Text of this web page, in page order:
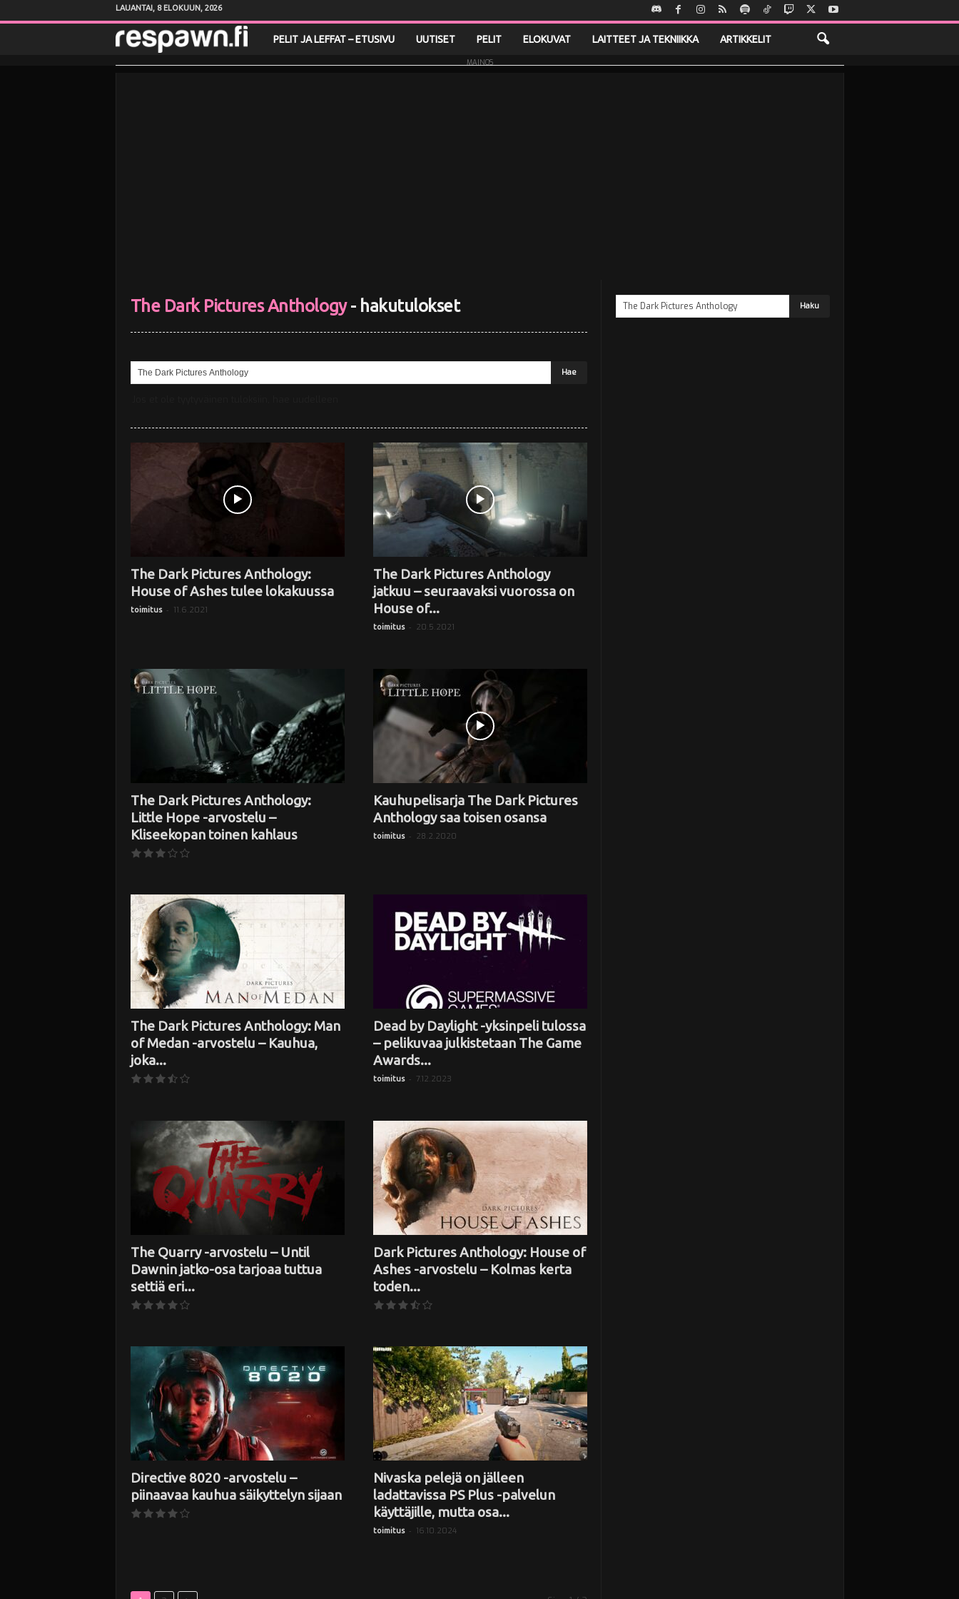
LAUANTAI, 8 ELOKUUN, 2026
e
PELIT JA LEFFAT – ETUSIVU UUTISET PELIT ELOKUVAT LAITTEET JA TEKNIIKKA ARTIKKELIT
MAINOS
The Dark Pictures Anthology- hakutulokset
The Dark Pictures Anthology:
House of Ashes tulee lokakuussa
toimitus - 11.6.2021
The Dark Pictures Anthology
jatkuu – seuraavaksi vuorossa on
House of...
toimitus - 20.5.2021
The Dark Pictures Anthology:
Little Hope -arvostelu –
Kliseekopan toinen kahlaus
Kauhupelisarja The Dark Pictures
Anthology saa toisen osansa
toimitus - 28.2.2020
The Dark Pictures Anthology: Man
of Medan -arvostelu – Kauhua,
joka...
Dead by Daylight -yksinpeli tulossa
– pelikuvaa julkistetaan The Game
Awards...
toimitus - 7.12.2023
The Quarry -arvostelu – Until
Dawnin jatko-osa tarjoaa tuttua
settiä eri...
Dark Pictures Anthology: House of
Ashes -arvostelu – Kolmas kerta
toden...
Directive 8020 -arvostelu –
piinaavaa kauhua säikyttelyn sijaan
Nivaska pelejä on jälleen
ladattavissa PS Plus -palvelun
käyttäjille, mutta osa...
toimitus - 16.10.2024